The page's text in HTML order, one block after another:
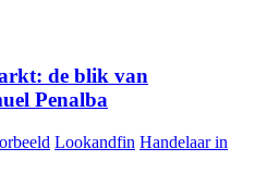
de blik van
Penalba
Lookandfin Handelaar in